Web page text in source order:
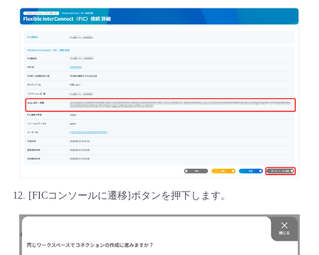
[FICコンソールに遷移]ボタンを押下します。